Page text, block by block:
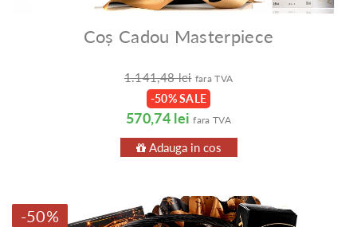
Coș Cadou Masterpiece
1.141,48 lei fara TVA
-50% SALE
570,74 lei fara TVA
Adauga in cos
-50%